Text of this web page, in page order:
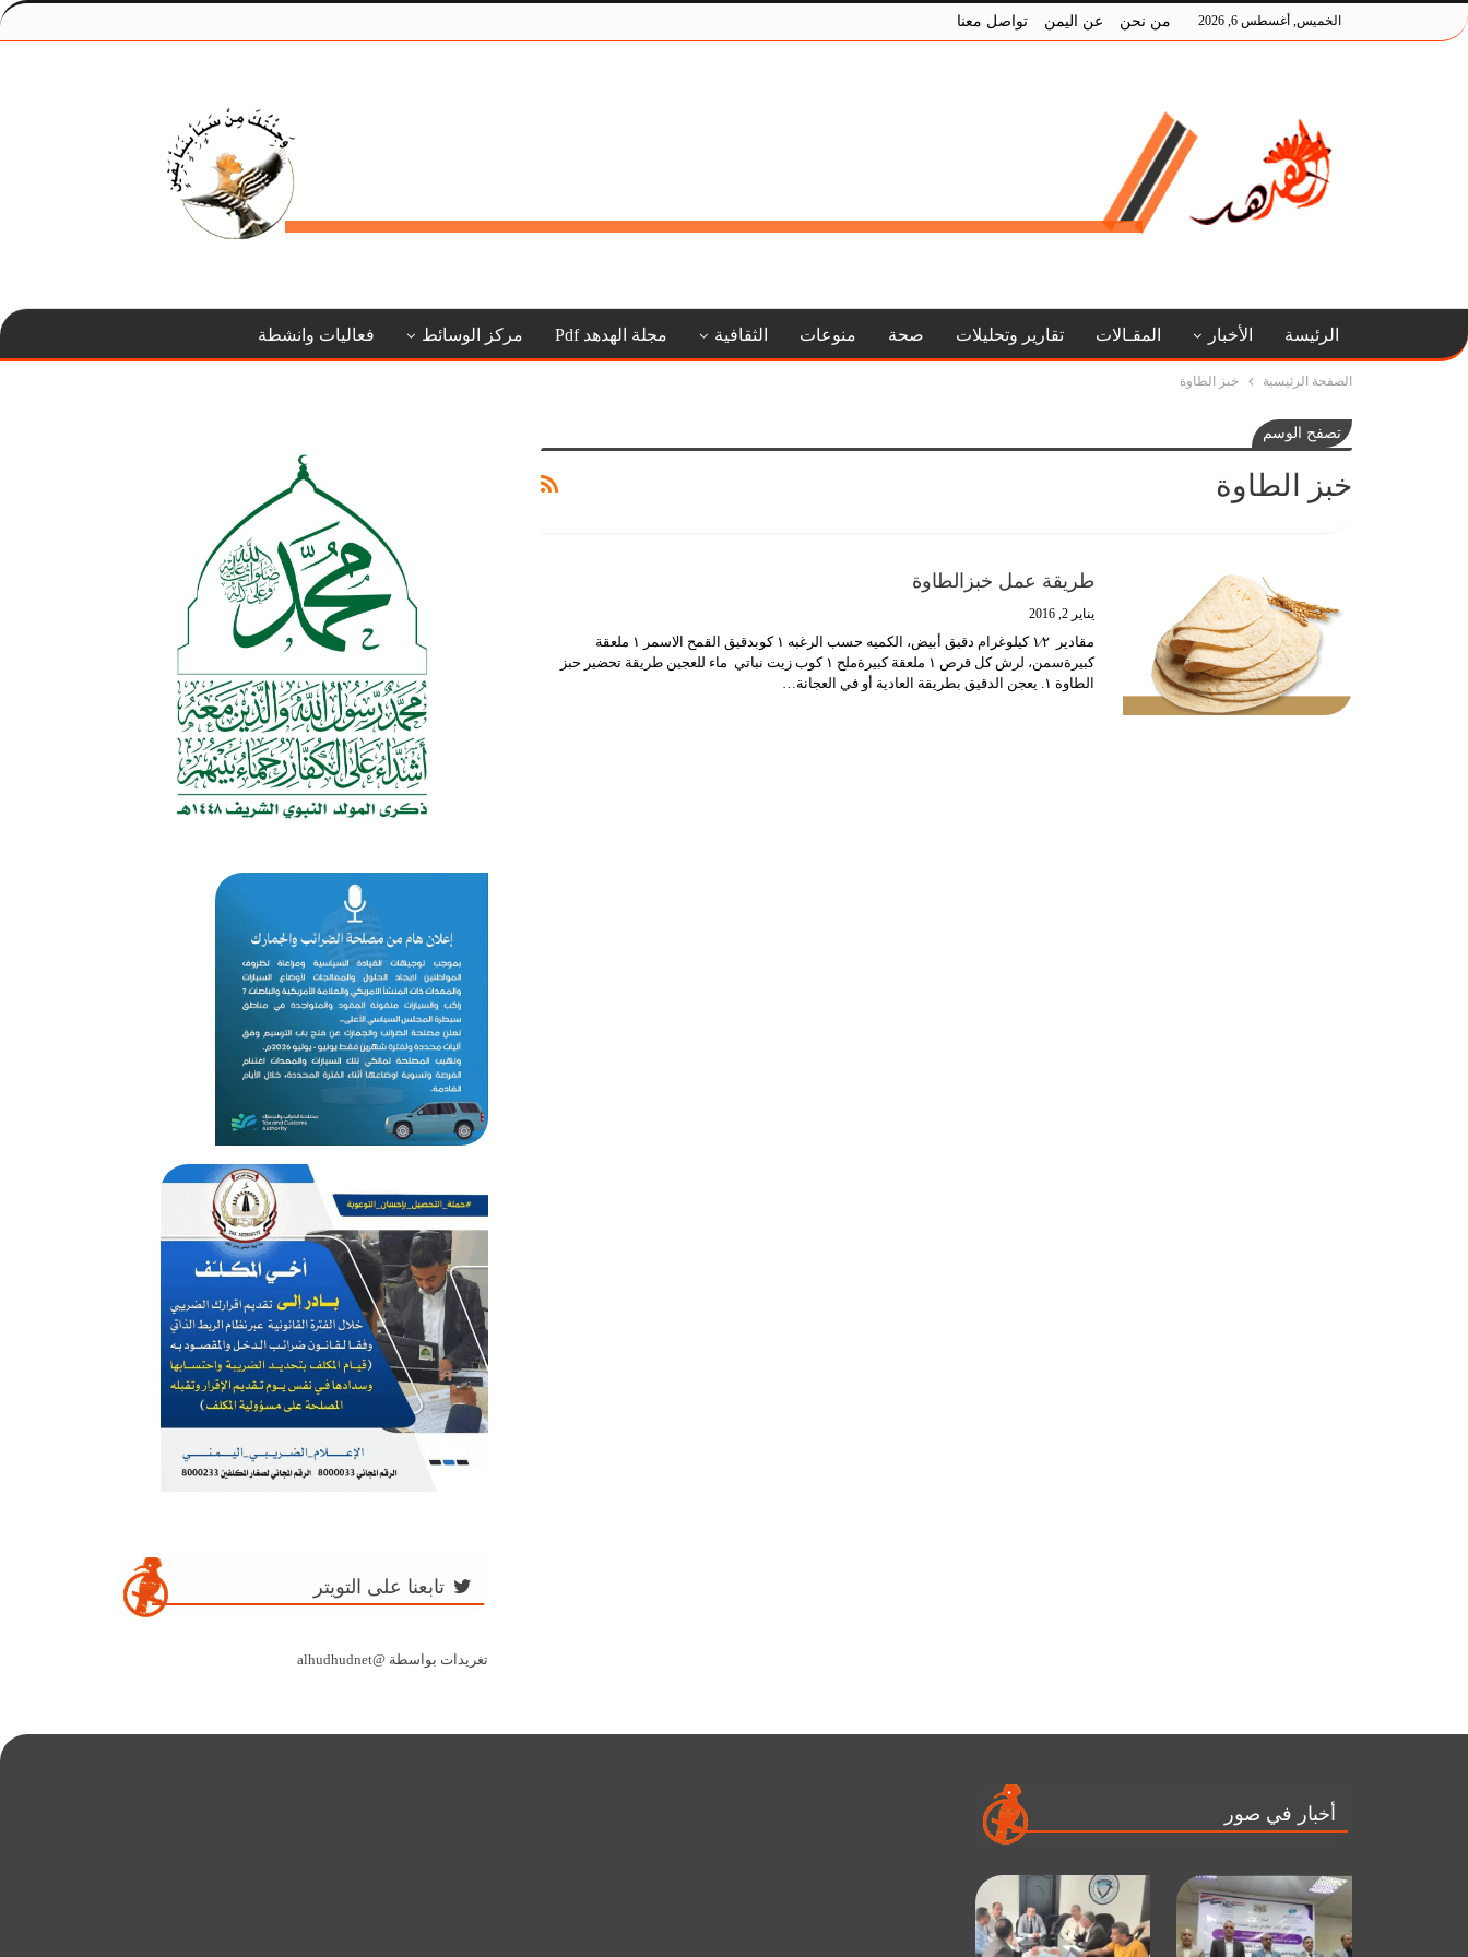
الخميس, أغسطس 6, 2026 من نحن عن اليمن تواصل معنا
الرئيسة الأخبار المقـالات تقارير وتحليلات صحة منوعات الثقافية مجلة الهدهد Pdf مركز الوسائط فعاليات وانشطة
الصفحة الرئيسية خبز الطاوة
تصفح الوسم
خبز الطاوة
طريقة عمل خبزالطاوة
يناير 2, 2016
مقادير ١⁄٢ كيلوغرام دقيق أبيض، الكميه حسب الرغبه ١ كوبدقيق القمح الاسمر ١ ملعقة
كبيرةسمن، لرش كل قرص ١ ملعقة كبيرةملح ١ كوب زيت نباتي ماء للعجين طريقة تحضير حبز
الطاوة ١. يعجن الدقيق بطريقة العادية أو في العجانة…
تابعنا على التويتر
تغريدات بواسطة @alhudhudnet
أخبار في صور